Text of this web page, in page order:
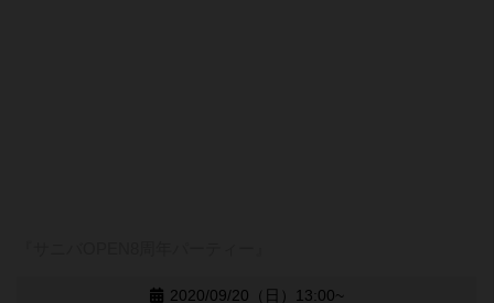
2020/09/20（日）13:00~